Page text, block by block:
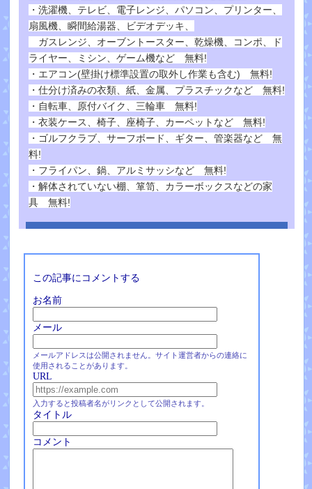
・洗濯機、テレビ、電子レンジ、パソコン、プリンター、
扇風機、瞬間給湯器、ビデオデッキ、
ガスレンジ、オーブントースター、乾燥機、コンポ、ド
ライヤー、ミシン、ゲーム機など 無料!
・エアコン(壁掛け標準設置の取外し作業も含む) 無料!
・仕分け済みの衣類、紙、金属、プラスチックなど 無料!
・自転車、原付バイク、三輪車 無料!
・衣装ケース、椅子、座椅子、カーペットなど 無料!
・ゴルフクラブ、サーフボード、ギター、管楽器など 無
料!
・フライパン、鍋、アルミサッシなど 無料!
・解体されていない棚、箪笥、カラーボックスなどの家
具 無料!
この記事にコメントする
お名前
メール
メールアドレスは公開されません。サイト運営者からの連絡に
使用されることがあります。
URL
入力すると投稿者名がリンクとして公開されます。
タイトル
コメント